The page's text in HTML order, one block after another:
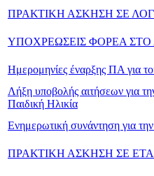
ΠΡΑΚΤΙΚΗ ΑΣΚΗΣΗ ΣΕ
ΥΠΟΧΡΕΩΣΕΙΣ ΦΟΡΕΑ ΣΤΟ
Ημερομηνίες έναρξης ΠΑ για
Λήξη υποβολής αιτήσεων για
Παιδική Ηλικία
Ενημερωτική συνάντηση για
ΠΡΑΚΤΙΚΗ ΑΣΚΗΣΗ ΣΕ